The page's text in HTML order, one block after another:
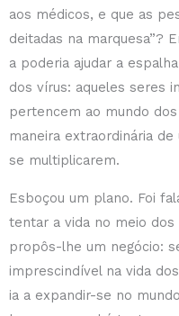
aos médicos, e que as
deitadas na marquesa”?
a poderia ajudar a
dos vírus: aqueles seres
pertencem ao mundo
maneira extraordinária
se multiplicarem.
Esboçou um plano. Foi
tentar a vida no meio dos
propôs-lhe um negócio:
imprescindível na vida
ia a expandir-se no